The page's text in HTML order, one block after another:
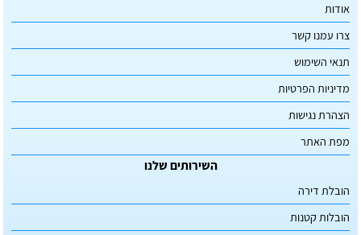
אודות
צרו עמנו קשר
תנאי השימוש
מדיניות הפרטיות
הצהרת נגישות
מפת האתר
השירותים שלנו
הובלת דירה
הובלות קטנות